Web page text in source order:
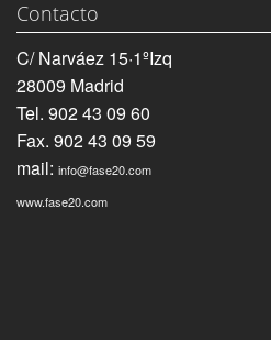
Contacto
C/ Narváez 15·1ºIzq
28009 Madrid
Tel. 902 43 09 60
Fax. 902 43 09 59
mail: info@fase20.com
www.fase20.com